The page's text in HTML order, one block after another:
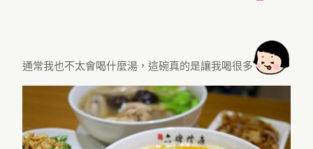
通常我也不太會喝什麼湯，這碗真的是讓我喝很多